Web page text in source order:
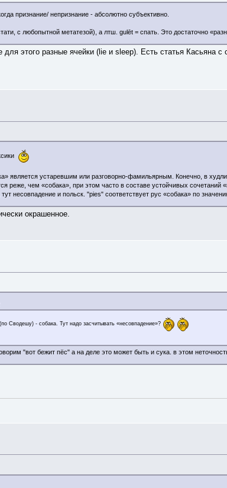
признание/ непризнание - абсолютно субъективно.
с любопытной метатезой), а лтш. gulēt = спать. Это достаточно
этого разные ячейки (lie и sleep). Есть статья Касьяна
является устаревшим или разговорно-фамильярным. Конечно, в
реже, чем «собака», при этом часто в составе устойчивых сочетаний
несовпадение и польск. "pies" соответствует рус «собака» по
окрашенное.
Сводешу) - собака. Тут надо засчитывать «несовпадение»?
"вот бежит пёс" а на деле это может быть и сука. в этом